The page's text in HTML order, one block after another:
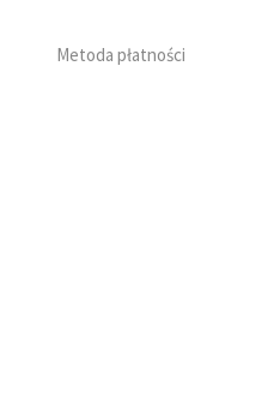
Metoda płatności